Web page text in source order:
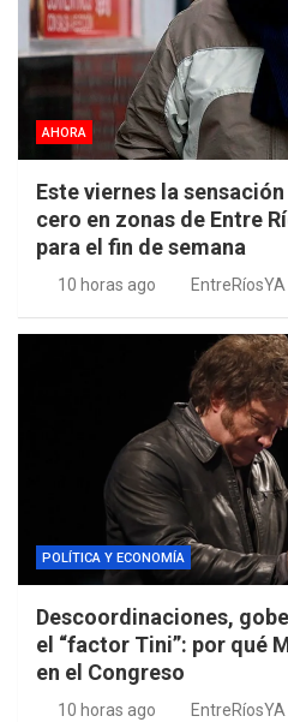
AHORA
Este viernes la
cero en zonas de Entre
para el fin de semana
10 horas ago EntreRíosYA
POLÍTICA Y ECONOMÍA
Descoordinaciones,
el “factor Tini”: por qué
en el Congreso
10 horas ago EntreRíosYA